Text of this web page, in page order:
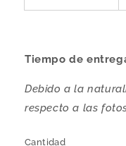
Tiempo de
Debido a la
respecto a las
Cantidad